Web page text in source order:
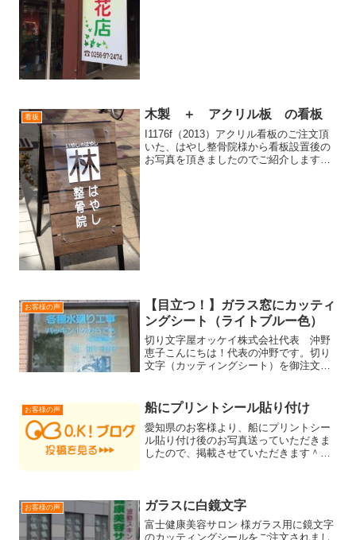
看板 木製 ＋ アクリル板 の看板
I1176f（2013）アクリル看板のご注文頂
いた、はやし整骨院様から看板設置後の
お写真を頂きましたのでご紹介します！
お客様の声
【目立つ！】ガラス窓にカッティ
ングシート（ライトブルー色）
切り文字屋オッケイ株式会社代表 沖野
恵子こんにちは！代表の沖野です。切り
文字（カッティングシート）を御注文い
た。 【お客様より】『近所の看板屋さん
に見積もりをお願いしたら３...
お客様の声 船にプリントシール貼り付け
愛知県のお客様より、船にプリントシー
ル貼り付け後のお写真送っていただきま
したので、掲載させていただきます＾＾
に、こういったデータ制作や...
お客様の声 ガラスに白鏡文字
富士健康美容サロン 様ガラス用に鏡文字
のカッティングシールをご注文されまし